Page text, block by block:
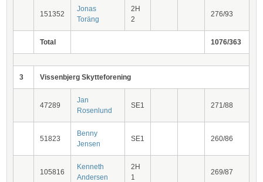
151352
Jonas
Toräng
2H
2
276/93
Total 1076/363
3 Vissenbjerg Skytteforening
47289
Jan
Rosenlund
SE1 271/88
51823
Benny
Jensen
SE1 260/86
105816
Kenneth
Andersen
2H
1
269/87